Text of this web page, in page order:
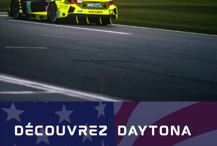
Découvrez Daytona